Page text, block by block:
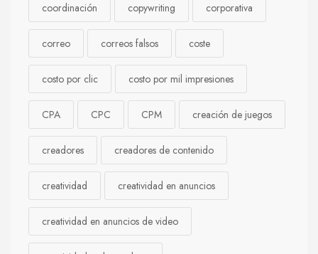
coordinación copywriting corporativa
correo correos falsos coste
costo por clic costo por mil impresiones
CPA CPC CPM creación de juegos
creadores creadores de contenido
creatividad creatividad en anuncios
creatividad en anuncios de video